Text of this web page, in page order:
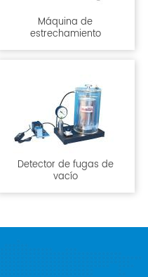
Máquina de
estrechamiento
Detector de fugas de
vacío